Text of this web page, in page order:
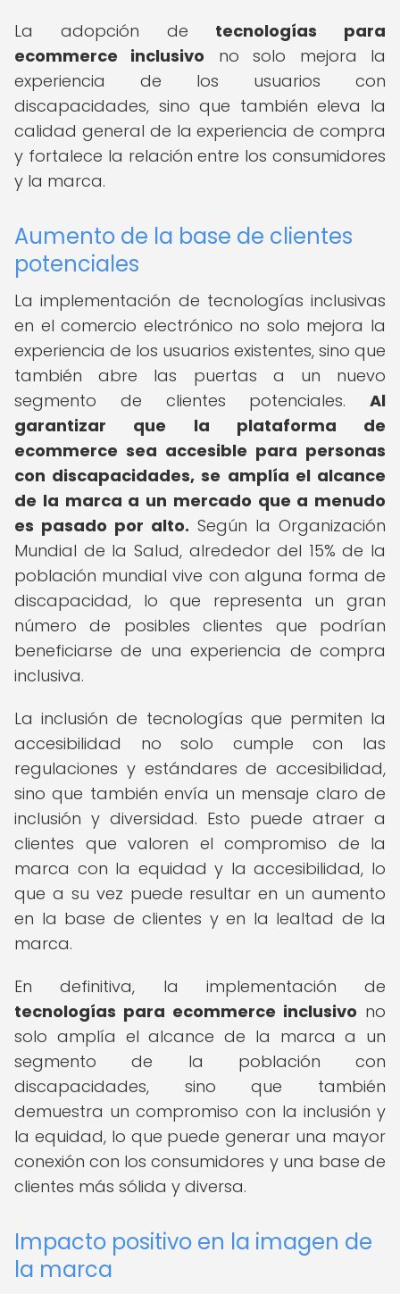
La adopción de tecnologías para
ecommerce inclusivo no solo mejora la
experiencia de los usuarios con
discapacidades, sino que también eleva la
calidad general de la experiencia de compra
y fortalece la relación entre los consumidores
y la marca.
Aumento de la base de clientes
potenciales
La implementación de tecnologías inclusivas
en el comercio electrónico no solo mejora la
experiencia de los usuarios existentes, sino que
también abre las puertas a un nuevo
segmento de clientes potenciales. Al
garantizar que la plataforma de
ecommerce sea accesible para personas
con discapacidades, se amplía el alcance
de la marca a un mercado que a menudo
es pasado por alto. Según la Organización
Mundial de la Salud, alrededor del 15% de la
población mundial vive con alguna forma de
discapacidad, lo que representa un gran
número de posibles clientes que podrían
beneficiarse de una experiencia de compra
inclusiva.
La inclusión de tecnologías que permiten la
accesibilidad no solo cumple con las
regulaciones y estándares de accesibilidad,
sino que también envía un mensaje claro de
inclusión y diversidad. Esto puede atraer a
clientes que valoren el compromiso de la
marca con la equidad y la accesibilidad, lo
que a su vez puede resultar en un aumento
en la base de clientes y en la lealtad de la
marca.
En definitiva, la implementación de
tecnologías para ecommerce inclusivo no
solo amplía el alcance de la marca a un
segmento de la población con
discapacidades, sino que también
demuestra un compromiso con la inclusión y
la equidad, lo que puede generar una mayor
conexión con los consumidores y una base de
clientes más sólida y diversa.
Impacto positivo en la imagen de
la marca